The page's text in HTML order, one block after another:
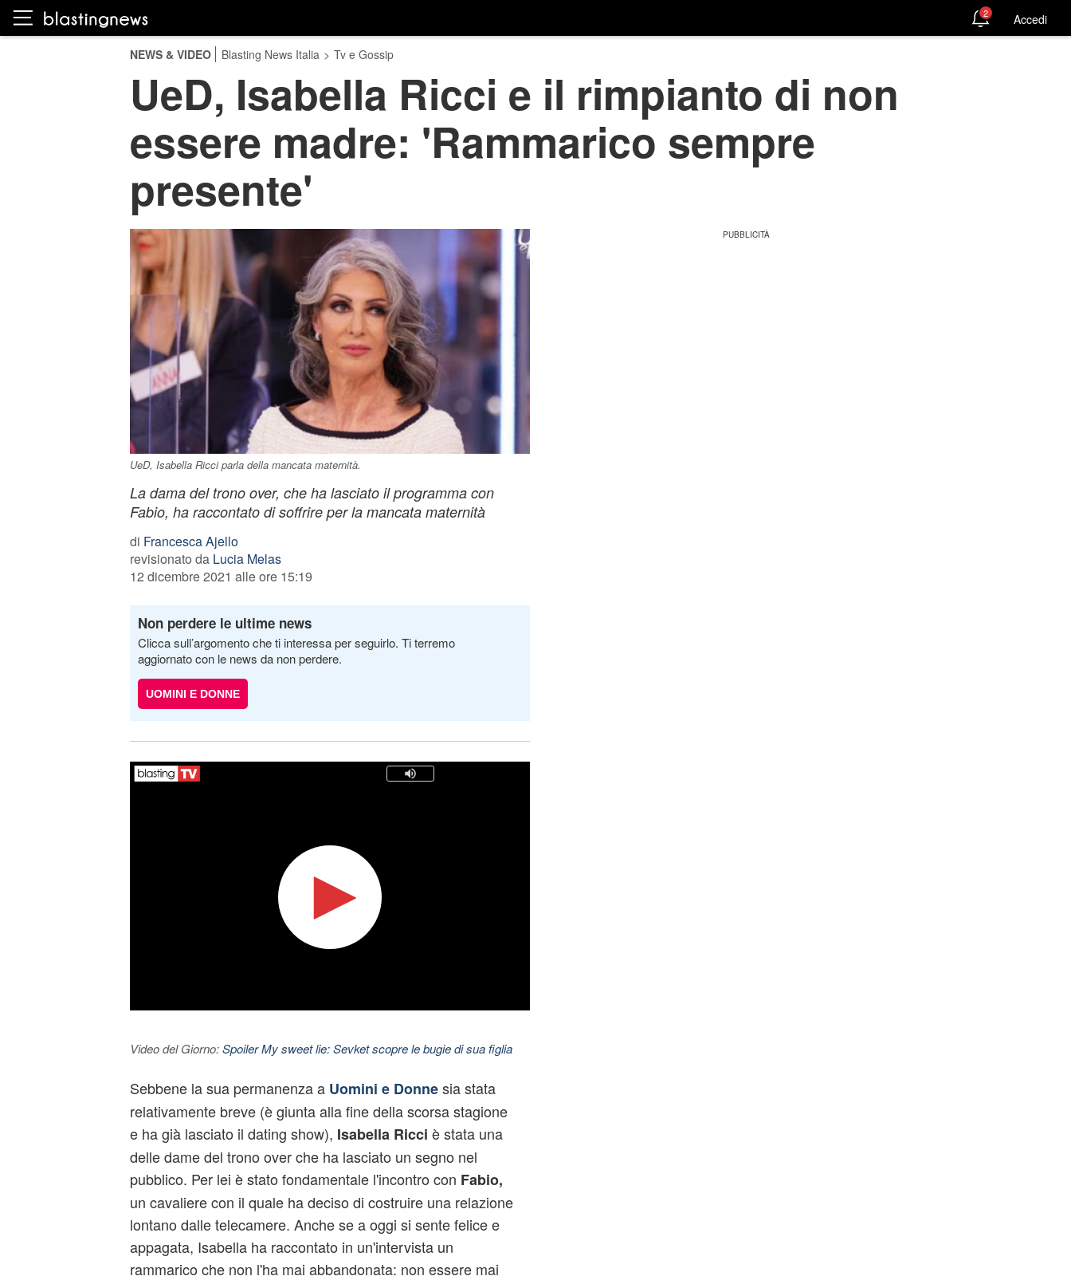
2 Accedi
NEWS & VIDEO Blasting News Italia > Tv e Gossip
UeD, Isabella Ricci e il rimpianto di non
essere madre: 'Rammarico sempre
presente'
UeD, Isabella Ricci parla della mancata maternità.
La dama del trono over, che ha lasciato il programma con
Fabio, ha raccontato di soffrire per la mancata maternità
di Francesca Ajello
revisionato da Lucia Melas
12 dicembre 2021 alle ore 15:19
Non perdere le ultime news
Clicca sull’argomento che ti interessa per seguirlo. Ti terremo
aggiornato con le news da non perdere.
UOMINI E DONNE
Video del Giorno:Spoiler My sweet lie: Sevket scopre le bugie di sua figlia
Sebbene la sua permanenza a Uomini e Donnesia stata
relativamente breve (è giunta alla fine della scorsa stagione
e ha già lasciato il dating show), Isabella Ricci è stata una
delle dame del trono over che ha lasciato un segno nel
pubblico. Per lei è stato fondamentale l'incontro con Fabio,
un cavaliere con il quale ha deciso di costruire una relazione
lontano dalle telecamere. Anche se a oggi si sente felice e
appagata, Isabella ha raccontato in un'intervista un
rammarico che non l'ha mai abbandonata: non essere mai